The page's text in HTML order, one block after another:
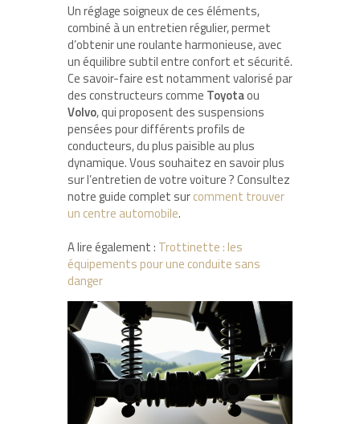
Un réglage soigneux de ces éléments,
combiné à un entretien régulier, permet
d’obtenir une roulante harmonieuse, avec
un équilibre subtil entre confort et sécurité.
Ce savoir-faire est notamment valorisé par
des constructeurs comme Toyotaou
Volvo, qui proposent des suspensions
pensées pour différents profils de
conducteurs, du plus paisible au plus
dynamique. Vous souhaitez en savoir plus
sur l’entretien de votre voiture ? Consultez
notre guide complet surcomment trouver
un centre automobile.
A lire également : Trottinette : les
équipements pour une conduite sans
danger